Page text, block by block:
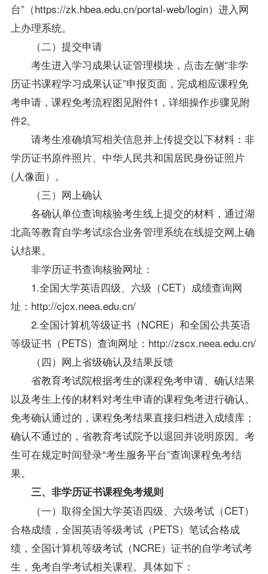
台”（https://zk.hbea.edu.cn/portal-web/login）进入网
上办理系统。
（二）提交申请
考生进入学习成果认证管理模块，点击左侧“非学
历证书课程学习成果认证”申报页面，完成相应课程免
考申请，课程免考流程图见附件1，详细操作步骤见附
件2。
请考生准确填写相关信息并上传提交以下材料：非
学历证书原件照片、中华人民共和国居民身份证照片
(人像面）。
（三）网上确认
各确认单位查询核验考生线上提交的材料，通过湖
北高等教育自学考试综合业务管理系统在线提交网上确
认结果。
非学历证书查询核验网址：
1.全国大学英语四级、六级（CET）成绩查询网
址： http://cjcx.neea.edu.cn/
2.全国计算机等级证书（NCRE）和全国公共英语
等级证书（PETS）查询网址： http://zscx.neea.edu.cn/
（四）网上省级确认及结果反馈
省教育考试院根据考生的课程免考申请、确认结果
以及考生上传的材料对考生申请的课程免考进行确认。
免考确认通过的，课程免考结果直接归档进入成绩库；
确认不通过的，省教育考试院予以退回并说明原因。考
生可在规定时间登录“考生服务平台”查询课程免考结
果。
三、非学历证书课程免考规则
（一）取得全国大学英语四级、六级考试（CET）
合格成绩，全国英语等级考试（PETS）笔试合格成
绩，全国计算机等级考试（NCRE）证书的自学考试考
生，免考自学考试相关课程。具体如下：